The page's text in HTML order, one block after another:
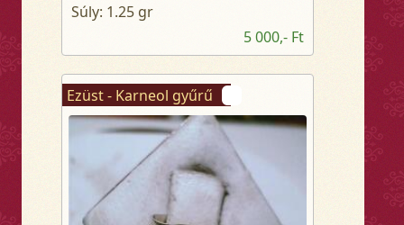
Súly: 1.25 gr
5 000,- Ft
Ezüst - Karneol gyűrű